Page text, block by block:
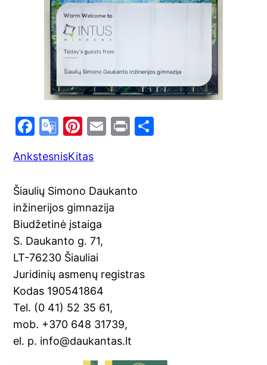
F
c
e
b
o
o
k
G
o
gl
e
Tr
a
n
sl
at
e
Pi
er
e
st
E
l
Pr
AnkstesnisKitas
Šiaulių Simono Daukanto
inžinerijos gimnazija
Biudžetinė įstaiga
S. Daukanto g. 71,
LT-76230 Šiauliai
Juridinių asmenų registras
Kodas 190541864
Tel. (0 41) 52 35 61,
mob. +370 648 31739,
el. p. info@daukantas.lt